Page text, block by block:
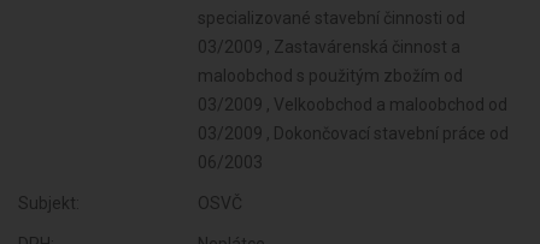
specializované stavební činnosti od
03/2009 , Zastavárenská činnost a
maloobchod s použitým zbožím od
03/2009 , Velkoobchod a maloobchod od
03/2009 , Dokončovací stavební práce od
06/2003
Subjekt: OSVČ